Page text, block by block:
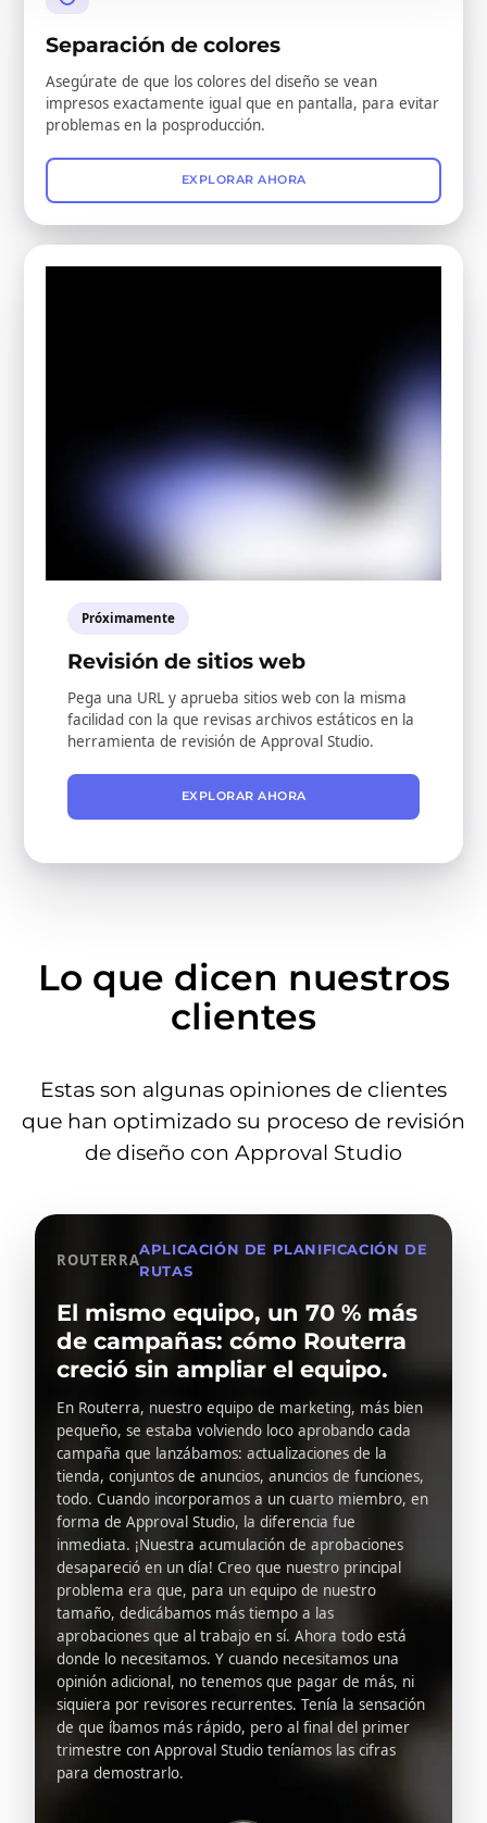
Separación de colores
Asegúrate de que los colores del diseño se vean
impresos exactamente igual que en pantalla, para evitar
problemas en la posproducción.
EXPLORAR AHORA
Próximamente
Revisión de sitios web
Pega una URL y aprueba sitios web con la misma
facilidad con la que revisas archivos estáticos en la
herramienta de revisión de Approval Studio.
EXPLORAR AHORA
Lo que dicen nuestros
clientes
Estas son algunas opiniones de clientes
que han optimizado su proceso de revisión
de diseño con Approval Studio
ROUTERRA
APLICACIÓN DE PLANIFICACIÓN DE
RUTAS
El mismo equipo, un 70 % más
de campañas: cómo Routerra
creció sin ampliar el equipo.
En Routerra, nuestro equipo de marketing, más bien
pequeño, se estaba volviendo loco aprobando cada
campaña que lanzábamos: actualizaciones de la
tienda, conjuntos de anuncios, anuncios de funciones,
todo. Cuando incorporamos a un cuarto miembro, en
forma de Approval Studio, la diferencia fue
inmediata. ¡Nuestra acumulación de aprobaciones
desapareció en un día! Creo que nuestro principal
problema era que, para un equipo de nuestro
tamaño, dedicábamos más tiempo a las
aprobaciones que al trabajo en sí. Ahora todo está
donde lo necesitamos. Y cuando necesitamos una
opinión adicional, no tenemos que pagar de más, ni
siquiera por revisores recurrentes. Tenía la sensación
de que íbamos más rápido, pero al final del primer
trimestre con Approval Studio teníamos las cifras
para demostrarlo.